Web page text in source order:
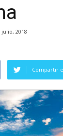
julio, 2018
Compartir